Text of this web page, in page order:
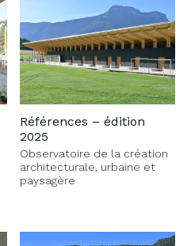
Références – édition
2025
Observatoire de la création
architecturale, urbaine et
paysagère